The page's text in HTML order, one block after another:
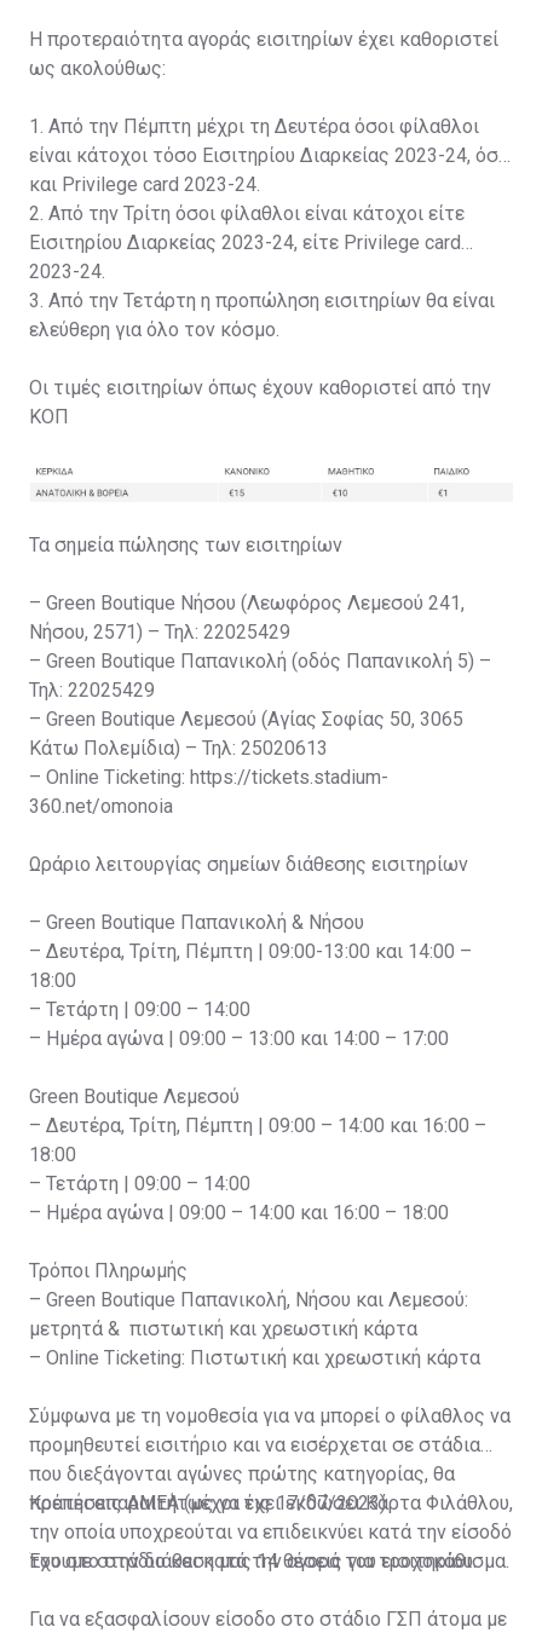
Η προτεραιότητα αγοράς εισιτηρίων έχει καθοριστεί
ως ακολούθως:
1. Από την Πέμπτη μέχρι τη Δευτέρα όσοι φίλαθλοι
είναι κάτοχοι τόσο Εισιτηρίου Διαρκείας 2023-24, όσο
και Privilege card 2023-24.
2. Από την Τρίτη όσοι φίλαθλοι είναι κάτοχοι είτε
Εισιτηρίου Διαρκείας 2023-24, είτε Privilege card
2023-24.
3. Από την Τετάρτη η προπώληση εισιτηρίων θα είναι
ελεύθερη για όλο τον κόσμο.
Οι τιμές εισιτηρίων όπως έχουν καθοριστεί από την
ΚΟΠ
Τα σημεία πώλησης των εισιτηρίων
– Green Boutique Νήσου (Λεωφόρος Λεμεσού 241,
Νήσου, 2571) – Τηλ: 22025429
– Green Boutique Παπανικολή (οδός Παπανικολή 5) –
Τηλ: 22025429
– Green Boutique Λεμεσού (Αγίας Σοφίας 50, 3065
Κάτω Πολεμίδια) – Τηλ: 25020613
– Online Ticketing: https://tickets.stadium-
360.net/omonoia
Ωράριο λειτουργίας σημείων διάθεσης εισιτηρίων
– Green Boutique Παπανικολή & Νήσου
– Δευτέρα, Τρίτη, Πέμπτη | 09:00-13:00 και 14:00 –
18:00
– Τετάρτη | 09:00 – 14:00
– Ημέρα αγώνα | 09:00 – 13:00 και 14:00 – 17:00
Green Boutique Λεμεσού
– Δευτέρα, Τρίτη, Πέμπτη | 09:00 – 14:00 και 16:00 –
18:00
– Τετάρτη | 09:00 – 14:00
– Ημέρα αγώνα | 09:00 – 14:00 και 16:00 – 18:00
Τρόποι Πληρωμής
– Green Boutique Παπανικολή, Νήσου και Λεμεσού:
μετρητά & πιστωτική και χρεωστική κάρτα
– Online Ticketing: Πιστωτική και χρεωστική κάρτα
Σύμφωνα με τη νομοθεσία για να μπορεί ο φίλαθλος να
προμηθευτεί εισιτήριο και να εισέρχεται σε στάδια
που διεξάγονται αγώνες πρώτης κατηγορίας, θα
πρέπει απαραιτήτως να έχει εκδώσει Κάρτα Φιλάθλου,
την οποία υποχρεούται να επιδεικνύει κατά την είσοδό
του στο στάδιο και κατά την αγορά του εισιτηρίου.
Κρατήσεις ΑΜΕΑ (μέχρι τις 17/07/2023)
Έχουμε στην διάθεση μας 14 θέσεις για τροχοκάθισμα.
Για να εξασφαλίσουν είσοδο στο στάδιο ΓΣΠ άτομα με